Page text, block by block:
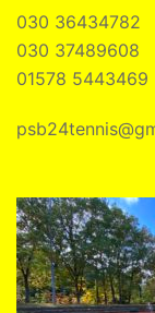
030 36434782
030 37489608
01578 5443469